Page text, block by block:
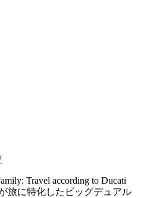
Travel according to Ducati
旅に特化したビッグデュアル